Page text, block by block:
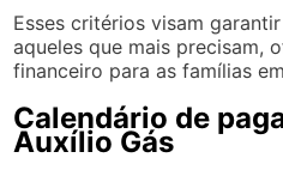
Esses critérios visam
aqueles que mais precisam,
financeiro para as famílias
Calendário de
Auxílio Gás